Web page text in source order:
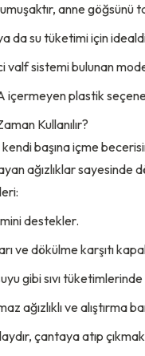
anne göğsünü
da su tüketimi için
valf sistemi bulunan
içermeyen plastik
Kullanılır?
başına içme
ağızlıklar sayesinde
destekler.
ve dökülme karşıtı
gibi sıvı tüketimlerinde
ağızlıklı ve alıştırma
çantaya atıp